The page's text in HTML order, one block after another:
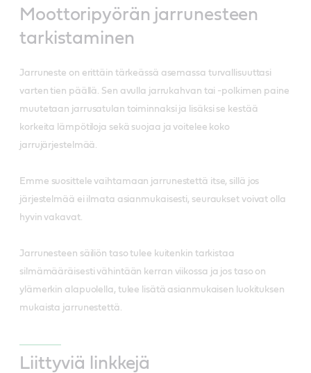
Moottoripyörän jarrunesteen
tarkistaminen
Jarruneste on erittäin tärkeässä asemassa turvallisuuttasi
varten tien päällä. Sen avulla jarrukahvan tai -polkimen paine
muutetaan jarrusatulan toiminnaksi ja lisäksi se kestää
korkeita lämpötiloja sekä suojaa ja voitelee koko
jarrujärjestelmää.
Emme suosittele vaihtamaan jarrunestettä itse, sillä jos
järjestelmää ei ilmata asianmukaisesti, seuraukset voivat olla
hyvin vakavat.
Jarrunesteen säiliön taso tulee kuitenkin tarkistaa
silmämääräisesti vähintään kerran viikossa ja jos taso on
ylämerkin alapuolella, tulee lisätä asianmukaisen luokituksen
mukaista jarrunestettä.
Liittyviä linkkejä